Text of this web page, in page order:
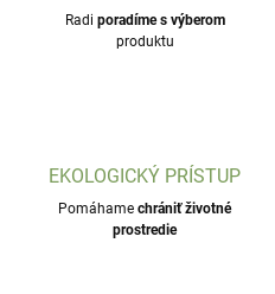
Radi poradíme s výberom
produktu
EKOLOGICKÝ PRÍSTUP
Pomáhame chrániť životné
prostredie